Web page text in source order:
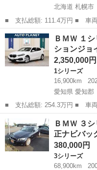
北海道 札幌市
■ 支払総額: 111.4万円 ■ 車両本体価格： 1,029,000 円 ■ メーカ
ー名： ＢＭＷ ■ 車種名：
ｅ ２０ｉ ｘライン ■ 排気
北海道 札幌市
ＢＭＷ １
ションジョ
2,350,000円
1シリーズ
16,900km
愛知県 愛知郡
■ 支払総額: 254.3万円 ■ 車両本体価格： 2,350,000 円 ■ メーカ
ー名： ＢＭＷ ■ 車種名：
ｄ プレイ エディションジョ
キ／ＡＣ...
愛知郡
ＢＭＷ ３
正ナビバッ
380,000円
3シリーズ
68,900km